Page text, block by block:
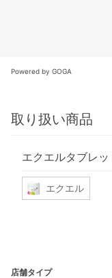
Powered by GOGA
取り扱い商品
エクエルタブレッ
エクエル
店舗タイプ